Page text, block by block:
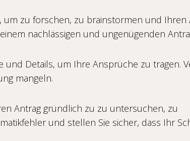
um zu forschen, zu brainstormen und Ihren
nachlässigen und ungenügenden
und Details, um Ihre Ansprüche zu tragen.
mangeln.
Antrag gründlich zu zu untersuchen, zu
und stellen Sie sicher, dass Ihr